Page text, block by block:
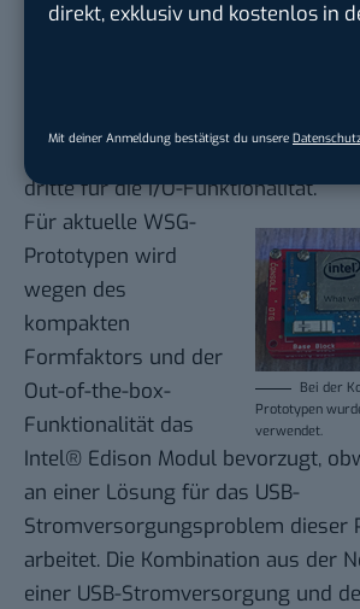
direkt, exklusiv und kostenlos in
Mit deiner Anmeldung bestätigst du unsere
zweite für die Batterie und das
dritte für die I/O-Funktionalität.
Bei der
Prototypen
verwendet.
Für aktuelle WSG-
Prototypen wird
wegen des
kompakten
Formfaktors und der
Out-of-the-box-
Funktionalität das
Intel® Edison Modul bevorzugt,
an einer Lösung für das USB-
Stromversorgungsproblem dieser
arbeitet. Die Kombination aus der
einer USB-Stromversorgung und